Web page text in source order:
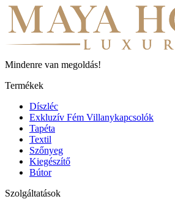
Mindenre van megoldás!
Termékek
Díszléc
Exkluzív Fém Villanykapcsolók
Tapéta
Textil
Szőnyeg
Kiegészítő
Bútor
Szolgáltatások